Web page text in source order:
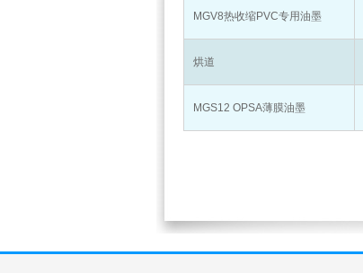
MGV8热收缩PVC专用油墨
烘道
MGS12 OPSA薄膜油墨